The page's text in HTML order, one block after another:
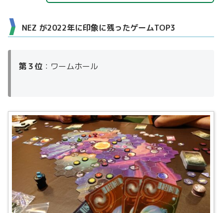
NEZ が2022年に印象に残ったゲームTOP3
第３位 ：ワームホール